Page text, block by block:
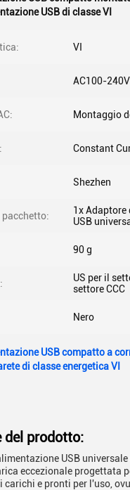
USB di classe VI
VI
AC100-240V
Montaggio
Constant
Shezhen
pacchetto:
1x
USB
90 g
US per il
settore CCC
Nero
USB compatto a
di classe energetica VI
del prodotto:
USB universale
eccezionale progettata
e pronti per l'uso,